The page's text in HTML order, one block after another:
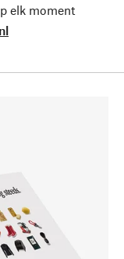
elk moment